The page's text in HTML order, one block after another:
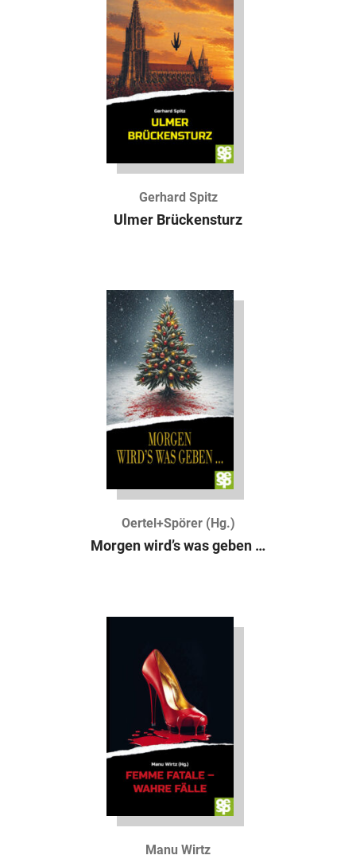
Gerhard Spitz
Ulmer Brückensturz
Oertel+Spörer (Hg.)
Morgen wird’s was geben …
Manu Wirtz